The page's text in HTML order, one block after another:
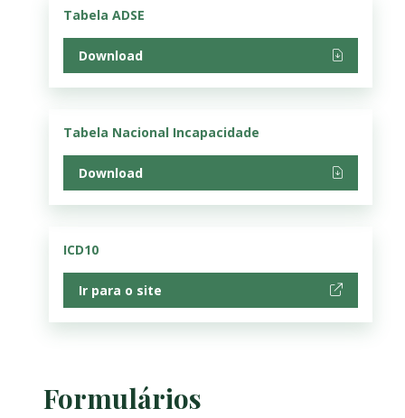
Tabela ADSE
Download
Tabela Nacional Incapacidade
Download
ICD10
Ir para o site
Formulários